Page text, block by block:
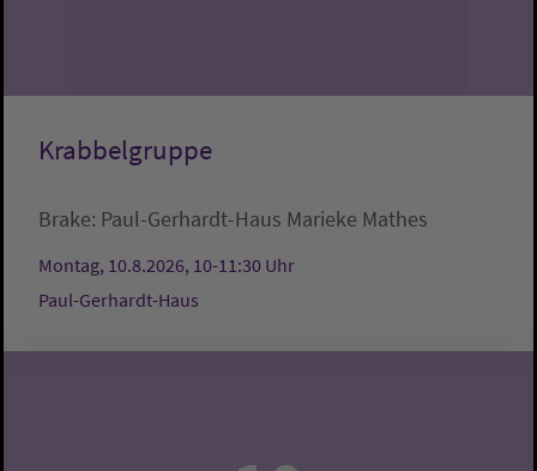
Krabbelgruppe
Brake: Paul-Gerhardt-Haus Marieke Mathes
Montag, 10.8.2026, 10-11:30 Uhr
Paul-Gerhardt-Haus